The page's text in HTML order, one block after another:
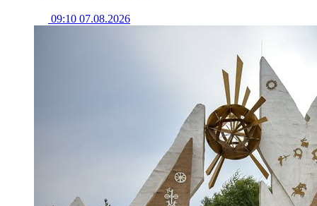
09:10 07.08.2026